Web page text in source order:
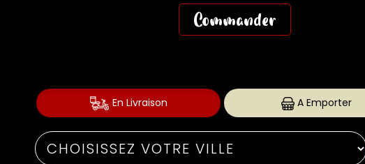
En Livraison A Emporter